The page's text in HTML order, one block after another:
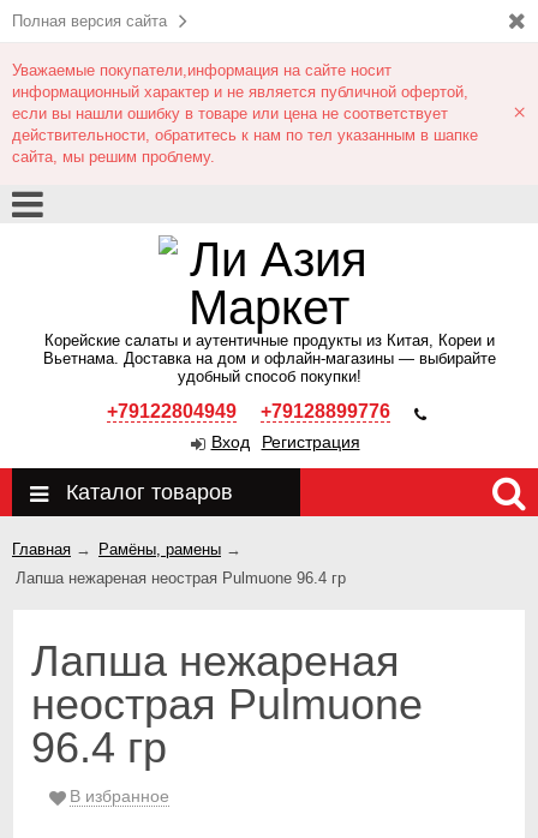
Полная версия сайта
Уважаемые покупатели,информация на сайте носит
информационный характер и не является публичной офертой,
если вы нашли ошибку в товаре или цена не соответствует
действительности, обратитесь к нам по тел указанным в шапке
сайта, мы решим проблему.
×
Корейские салаты и аутентичные продукты из Китая, Кореи и
Вьетнама. Доставка на дом и офлайн‑магазины — выбирайте
удобный способ покупки!
+79122804949 +79128899776
Вход Регистрация
Каталог товаров
Главная → Рамёны, рамены →
Лапша нежареная неострая Pulmuone 96.4 гр
Лапша нежареная
неострая Pulmuone
96.4 гр
В избранное